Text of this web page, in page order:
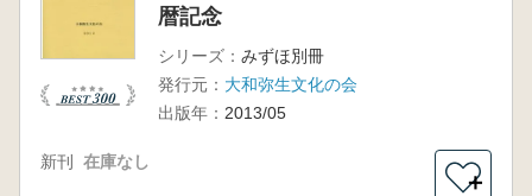
暦記念
シリーズ： みずほ別冊
発行元： 大和弥生文化の会
出版年： 2013/05
新刊 在庫なし
＋